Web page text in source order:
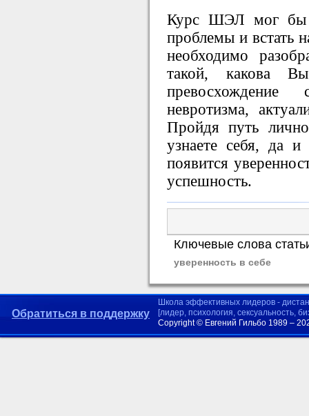
Курс ШЭЛ мог бы
проблемы и встать
необходимо
такой, какова
превосхождение
невротизма,
Пройдя путь
узнаете себя, да
появится
успешность.
Ключевые слова
уверенность в себе
Обратиться в поддержку
Школа эффективных лидеров -
[лидер, психология, сексуальность,
Copyright © Евгений Гильбо 1989 –